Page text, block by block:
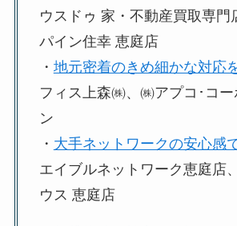
ウスドゥ 家・不動産買取専門
パイン住幸 恵庭店
・ 地元密着のきめ細かな対応
フィス上森㈱、㈱アプコ･コー
ン
・ 大手ネットワークの安心感
エイブルネットワーク恵庭店
ウス 恵庭店